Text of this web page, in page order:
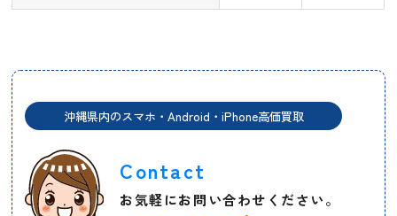
沖縄県内のスマホ・Android・iPhone高価買取
Contact
お気軽にお問い合わせください。